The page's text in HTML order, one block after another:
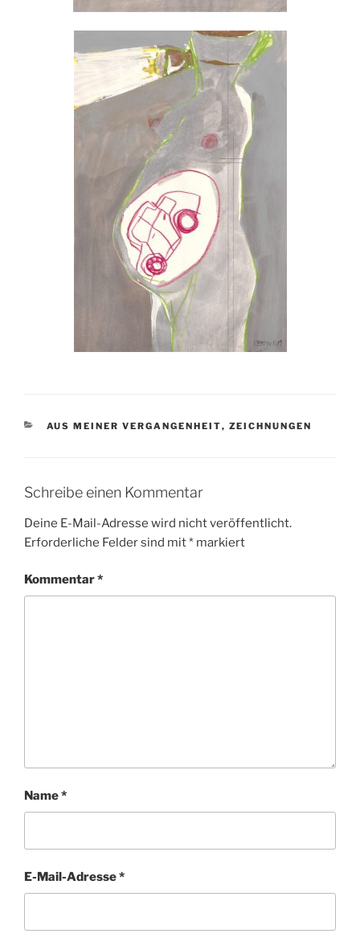
KATEGORIEN
AUS MEINER VERGANGENHEIT, ZEICHNUNGEN
Schreibe einen Kommentar
Deine E-Mail-Adresse wird nicht veröffentlicht.
Erforderliche Felder sind mit* markiert
Kommentar*
Name*
E-Mail-Adresse*